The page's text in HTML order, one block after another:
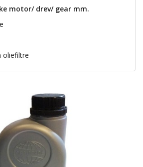
motor/ drev/ gear mm.
oliefiltre